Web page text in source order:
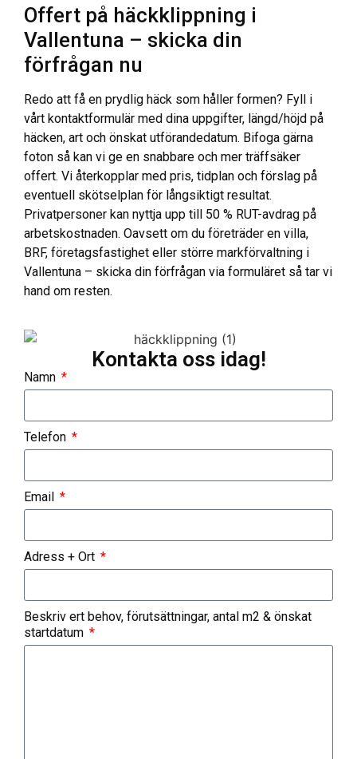
Offert på häckklippning i
Vallentuna – skicka din
förfrågan nu
Redo att få en prydlig häck som håller formen? Fyll i
vårt kontaktformulär med dina uppgifter, längd/höjd på
häcken, art och önskat utförandedatum. Bifoga gärna
foton så kan vi ge en snabbare och mer träffsäker
offert. Vi återkopplar med pris, tidplan och förslag på
eventuell skötselplan för långsiktigt resultat.
Privatpersoner kan nyttja upp till 50 % RUT-avdrag på
arbetskostnaden. Oavsett om du företräder en villa,
BRF, företagsfastighet eller större markförvaltning i
Vallentuna – skicka din förfrågan via formuläret så tar vi
hand om resten.
Kontakta oss idag!
Namn
Telefon
Email
Adress + Ort
Beskriv ert behov, förutsättningar, antal m2 & önskat
startdatum